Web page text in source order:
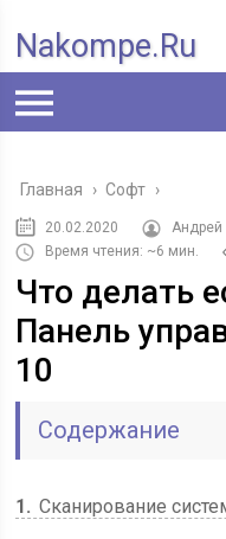
Nakompe.ru
Главная › Софт ›
20.02.2020
Андрей
Время чтения: ~6 мин.
Что делать
Панель
10
Содержание
1
Сканирование